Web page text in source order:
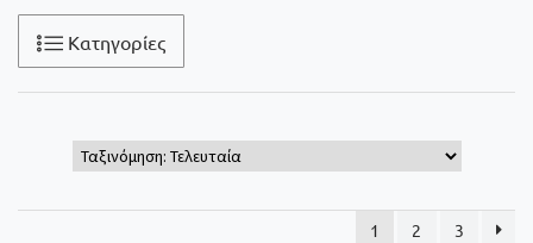
Κατηγορίες
1 2 3